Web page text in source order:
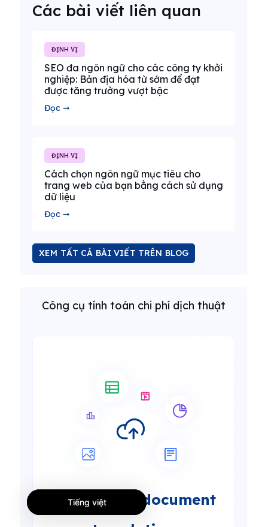
Các bài viết liên quan
ĐỊNH VỊ
SEO đa ngôn ngữ cho các công ty khởi
nghiệp: Bản địa hóa từ sớm để đạt
được tăng trưởng vượt bậc
Đọc ➞
ĐỊNH VỊ
Cách chọn ngôn ngữ mục tiêu cho
trang web của bạn bằng cách sử dụng
dữ liệu
Đọc ➞
XEM TẤT CẢ BÀI VIẾT TRÊN BLOG
Công cụ tính toán chi phí dịch thuật
Add files for
document
Tiếng việt